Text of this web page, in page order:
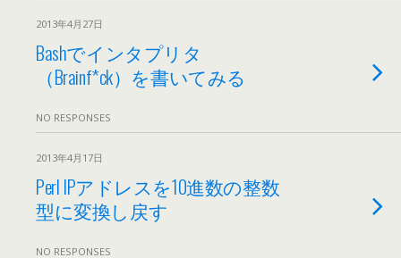
2013年4月27日
Bashでインタプリタ
（Brainf*ck）を書いてみる
NO RESPONSES
2013年4月17日
Perl IPアドレスを10進数の整数
型に変換し戻す
NO RESPONSES